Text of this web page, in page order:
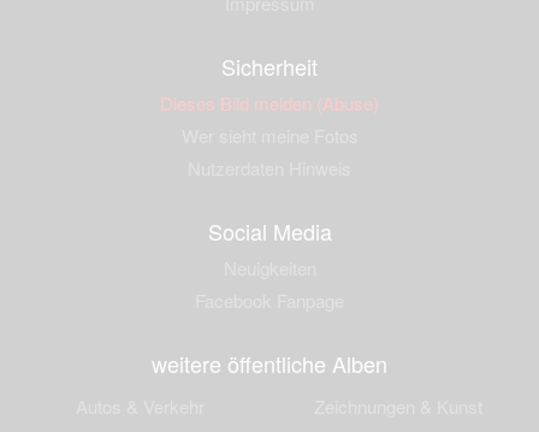
Sicherheit
Dieses Bild melden (Abuse)
Social Media
weitere öffentliche Alben